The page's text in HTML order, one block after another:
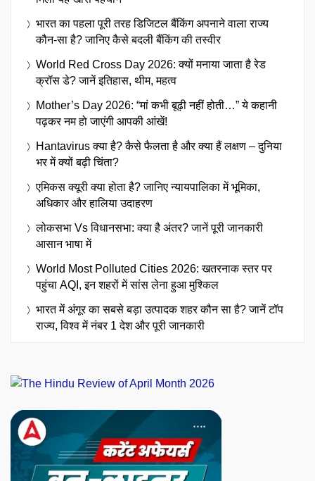
भारत का पहला पूरी तरह डिजिटल बैंकिंग अपनाने वाला राज्य
कौन-सा है? जानिए कैसे बदली बैंकिंग की तस्वीर
World Red Cross Day 2026: क्यों मनाया जाता है रेड
क्रॉस डे? जानें इतिहास, थीम, महत्व
Mother’s Day 2026: “मां कभी बूढ़ी नहीं होती…” ये कहानी
पढ़कर नम हो जाएंगी आपकी आंखें!
Hantavirus क्या है? कैसे फैलता है और क्या हैं लक्षण – दुनिया
भर में क्यों बढ़ी चिंता?
एमिकस क्यूरी क्या होता है? जानिए न्यायपालिका में भूमिका,
अधिकार और हालिया उदाहरण
लोकसभा Vs विधानसभा: क्या है अंतर? जानें पूरी जानकारी
आसान भाषा में
World Most Polluted Cities 2026: खतरनाक स्तर पर
पहुंचा AQI, इन शहरों में सांस लेना हुआ मुश्किल
भारत में अंगूर का सबसे बड़ा उत्पादक शहर कौन सा है? जानें टॉप
राज्य, विश्व में नंबर 1 देश और पूरी जानकारी